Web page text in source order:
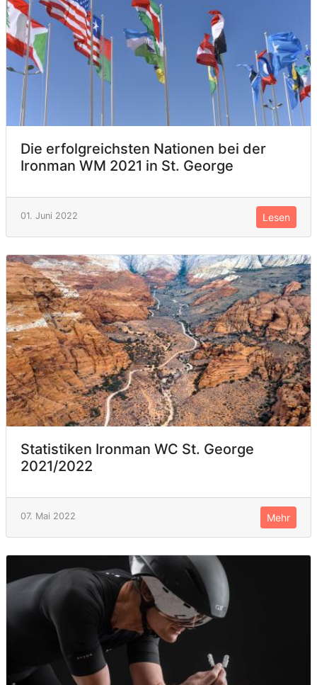
Die erfolgreichsten Nationen bei der
Ironman WM 2021 in St. George
01. Juni 2022 Lesen
Statistiken Ironman WC St. George
2021/2022
07. Mai 2022 Mehr